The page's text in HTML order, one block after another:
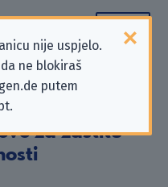
nije uspjelo.
ne blokiraš
putemOne
koji se
za zaštitu